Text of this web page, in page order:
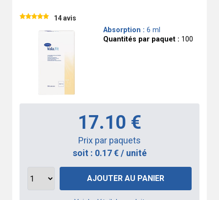
14 avis
Absorption : 6 ml
Quantités par paquet : 100
17.10 €
Prix par paquets
soit : 0.17 € / unité
AJOUTER AU PANIER